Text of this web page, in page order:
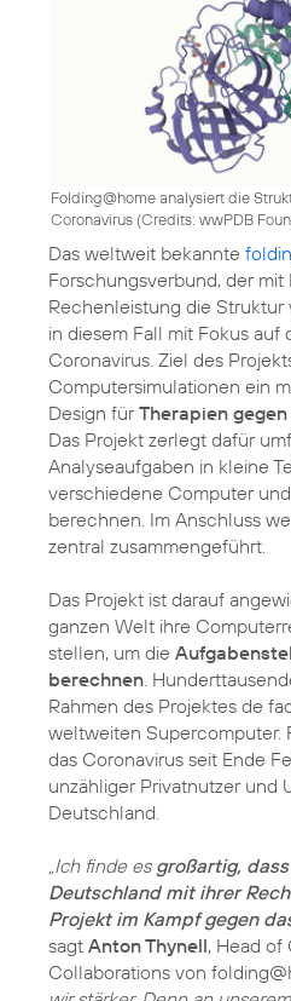
Folding@home analysiert die
Coronavirus (Credits: wwPDB
Das weltweit bekannte
Forschungsverbund, der
Rechenleistung die Struktur
in diesem Fall mit Fokus auf
Coronavirus. Ziel des
Computersimulationen ein
Design fürTherapien
Das Projekt zerlegt dafür
Analyseaufgaben in kleine
verschiedene Computer
berechnen. Im Anschluss
zentral zusammengeführt.
Das Projekt ist darauf
ganzen Welt ihre
stellen, um die
berechnen .
Rahmen des Projektes de
weltweiten Supercomputer.
das Coronavirus seit Ende
unzähliger Privatnutzer und
Deutschland.
„Ich finde es großartig,
Deutschland mit ihrer
Projekt im Kampf gegen
sagt Anton Thynell, Head of
Collaborations von